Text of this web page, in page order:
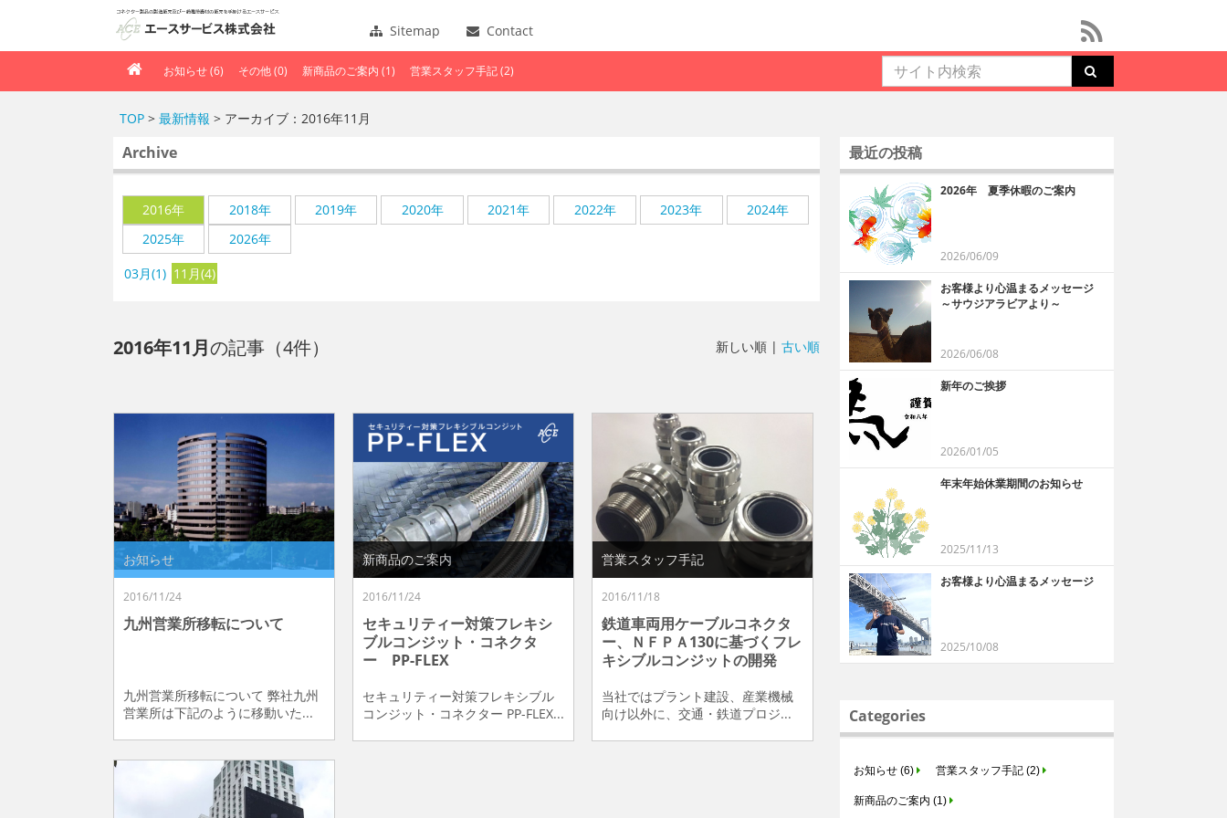
Sitemap Contact
お知らせ (6) その他 (0) 新商品のご案内 (1) 営業スタッフ手記 (2)
TOP >最新情報 > アーカイブ：2016年11月
Archive
2016年 2018年 2019年 2020年 2021年 2022年 2023年
2024年
2025年
2026年
03月(1) 11月(4)
2016年11月の記事（4件） 新しい順 |古い順
お知らせ
2016/11/24
九州営業所移転について
九州営業所移転について 弊社九州
営業所は下記のように移動いた...
新商品のご案内
2016/11/24
セキュリティー対策フレキシ
ブルコンジット・コネクタ
ー PP-FLEX
セキュリティー対策フレキシブル
コンジット・コネクター PP-FLEX...
営業スタッフ手記
2016/11/18
鉄道車両用ケーブルコネクタ
ー、ＮＦＰＡ130に基づくフレ
キシブルコンジットの開発
当社ではプラント建設、産業機械
向け以外に、交通・鉄道プロジ...
最近の投稿
2026年 夏季休暇のご案内
2026/06/09
お客様より心温まるメッセージ
～サウジアラビアより～
2026/06/08
新年のご挨拶
2026/01/05
年末年始休業期間のお知らせ
2025/11/13
お客様より心温まるメッセージ
2025/10/08
Categories
お知らせ (6) 営業スタッフ手記 (2)
新商品のご案内 (1)